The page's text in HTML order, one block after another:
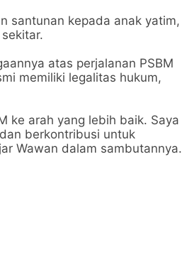
santunan kepada anak yatim,
atas perjalanan PSBM
memiliki legalitas hukum,
ke arah yang lebih baik. Saya
berkontribusi untuk
Wawan dalam sambutannya.